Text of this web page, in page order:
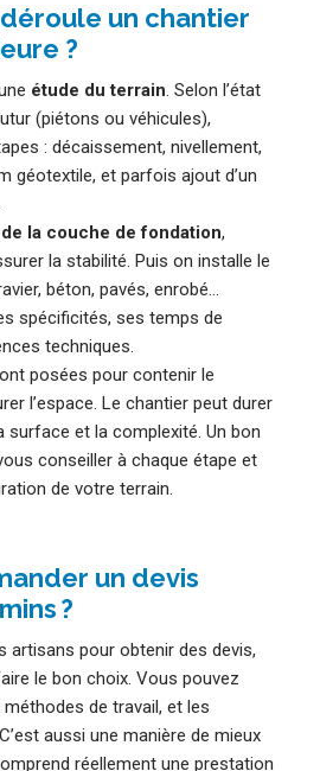
un chantier
?
étude du terrain. Selon l’état
(piétons ou véhicules),
: décaissement, nivellement,
géotextile, et parfois ajout d’un
la couche de fondation,
la stabilité. Puis on installe le
béton, pavés, enrobé…
spécificités, ses temps de
techniques.
posées pour contenir le
l’espace. Le chantier peut durer
surface et la complexité. Un bon
conseiller à chaque étape et
de votre terrain.
un devis
?
artisans pour obtenir des devis,
le bon choix. Vous pouvez
de travail, et les
aussi une manière de mieux
réellement une prestation